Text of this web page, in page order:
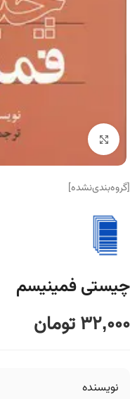
برای بزرگنمایی کلیک کنید
[گروه‌بندی‌نشده]
چیستی فمینیسم
32,000تومان
نویسنده